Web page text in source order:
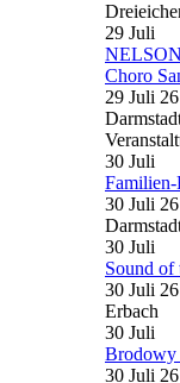
29 Juli
Choro
29 Juli 26
30 Juli
Familien-
30 Juli 26
30 Juli
Sound of
30 Juli 26
Erbach
30 Juli
Brodowy
30 Juli 26